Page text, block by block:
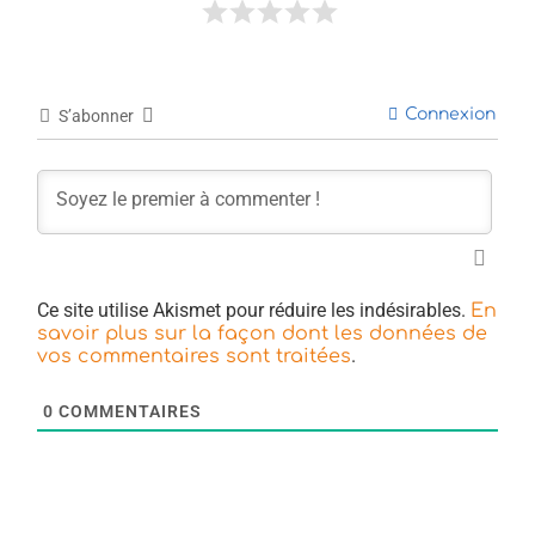
S’abonner Connexion
Ce site utilise Akismet pour réduire les indésirables. En
savoir plus sur la façon dont les données de
vos commentaires sont traitées.
0 COMMENTAIRES